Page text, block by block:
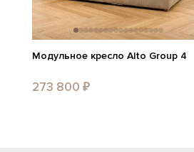
Модульное кресло Alto Group 4
273 800 ₽